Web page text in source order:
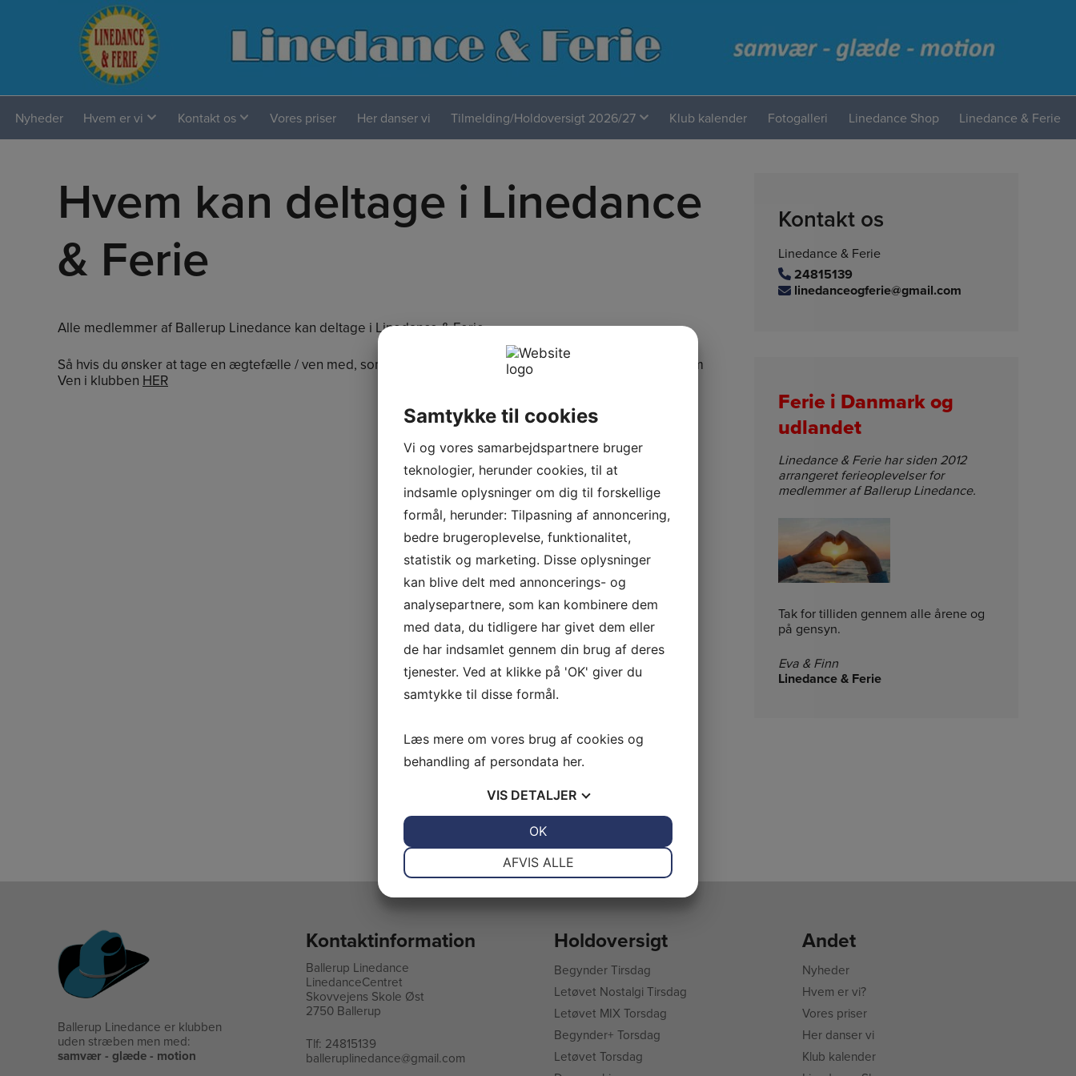
Nyheder Hvem er vi Kontakt os Vores priser Her danser vi Tilmelding/Holdoversigt 2026/27 Klub kalender Fotogalleri Linedance Shop Linedance & Ferie
Hvem kan deltage i Linedance
& Ferie
Alle medlemmer af Ballerup Linedance kan deltage i Linedance & Ferie.
Så hvis du ønsker at tage en ægtefælle / ven med, som ikke er medlem, skal vedkommende indmeldes som
Ven i klubben HER
Kontakt os
Linedance & Ferie
24815139
linedanceogferie@gmail.com
Ferie i Danmark og
udlandet
Linedance & Ferie har siden 2012
arrangeret ferieoplevelser for
medlemmer af Ballerup Linedance.
Tak for tilliden gennem alle årene og
på gensyn.
Eva & Finn
Linedance & Ferie
Ballerup Linedance er klubben
uden stræben men med:
samvær - glæde - motion
Kontaktinformation
Ballerup Linedance
LinedanceCentret
Skovvejens Skole Øst
2750 Ballerup
Tlf: 24815139
balleruplinedance@gmail.com
Holdoversigt
Begynder Tirsdag
Letøvet Nostalgi Tirsdag
Letøvet MIX Torsdag
Begynder+ Torsdag
Letøvet Torsdag
Andet
Nyheder
Hvem er vi?
Vores priser
Her danser vi
Klub kalender
Samtykke til cookies
Vi og vores samarbejdspartnere bruger
teknologier, herunder cookies, til at
indsamle oplysninger om dig til forskellige
formål, herunder: Tilpasning af annoncering,
bedre brugeroplevelse, funktionalitet,
statistik og marketing. Disse oplysninger
kan blive delt med annoncerings- og
analysepartnere, som kan kombinere dem
med data, du tidligere har givet dem eller
de har indsamlet gennem din brug af deres
tjenester. Ved at klikke på 'OK' giver du
samtykke til disse formål.
Læs mere om vores brug af cookies og
behandling af persondata her.
VIS DETALJER
AFVIS ALLE
OK